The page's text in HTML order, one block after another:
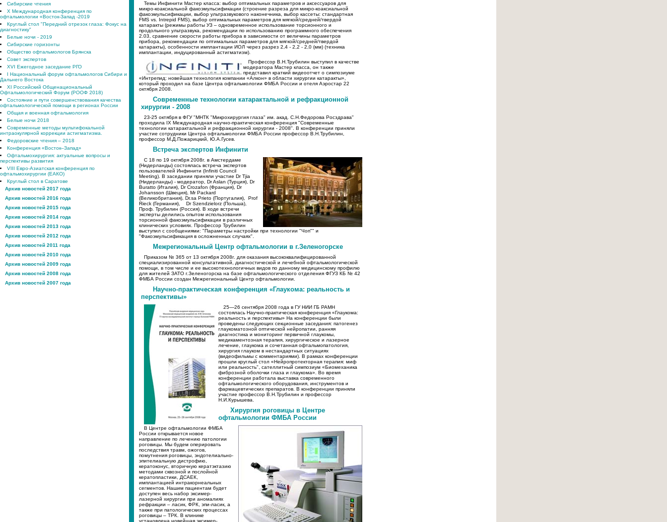
Сибирские чтения
X Международная конференция по
офтальмологии «Восток-Запад -2019
Круглый стол "Передний отрезок глаза: Фокус на
диагностику"
Белые ночи - 2019
Сибирские горизонты
Общество офтальмологов Брянска
Совет экспертов
XVI Ежегодное заседание РГО
I Национальный форум офтальмологов Сибири и
Дальнего Востока
XI Российский Общенациональный
Офтальмологический Форум (РООФ 2018)
Состояние и пути совершенствования качества
офтальмологической помощи в регионах России
Общая и военная офтальмология
Белые ночи 2018
Современные методы мультифокальной
интраокулярной коррекции астигматизма.
Федоровские чтения – 2018
Конференция «Восток–Запад»
Офтальмохирургия: актуальные вопросы и
перспективы развития
VIII Евро-Азиатская конференция по
офтальмохирургии (ЕАКО)
Круглый стол в Саратове
Архив новостей 2017 года
Архив новостей 2016 года
Архив новостей 2015 года
Архив новостей 2014 года
Архив новостей 2013 года
Архив новостей 2012 года
Архив новостей 2011 года
Архив новостей 2010 года
Архив новостей 2009 года
Архив новостей 2008 года
Архив новостей 2007 года
Темы Инфинити Мастер класса: выбор оптимальных параметров и аксессуаров для
микро-коаксиальной факоэмульсификации (строение разреза для микро-коаксиальной
факоэмульсификации, выбор ультразвукового наконечника, выбор кассеты: стандартная
FMS vs. Intrepid FMS), выбор оптимальных параметров для мягкой/средней/твердой
катаракты (режимы работы УЗ – одновременное использование торсионного и
продольного ультразвука, рекомендации по использованию программного обеспечения
2.03, сравнение скорости работы прибора в зависимости от величины параметров
прибора, рекомендации по оптимальных параметров для мягкой/средней/твердой
катаракты), особенности имплантации ИОЛ через разрез 2,4 - 2,2 - 2,0 (мм) (техника
имплантации, индуцированный астигматизм).
Профессор В.Н.Трубилин выступил в качестве
модератора Мастер класса, он также
представил краткий видеоотчет о симпозиуме
«Интрепид: новейшая технология компании «Алкон» в области хирургии катаракты»,
который проходил на базе Центра офтальмологии ФМБА России и отеля Аэростар 22
октября 2008.
Современные технологии катарактальной и рефракционной
хирургии - 2008
23-25 октября в ФГУ "МНТК "Микрохирургия глаза" им. акад. С.Н.Федорова Росздрава"
проходила IX Международная научно-практическая конференция "Современные
технологии катарактальной и рефракционной хирургии - 2008". В конференции приняли
участие сотрудники Центра офтальмологии ФМБА России профессор В.Н.Трубилин,
профессор М.Д.Пожарицкий, Ю.А.Гусев.
Встреча экспертов Инфинити
С 18 по 19 октября 2008г. в Амстердаме
(Нидерланды) состоялась встреча экспертов
пользователей Инфинити (Infiniti Council
Meeting). В заседании приняли участие Dr Tjia
(Нидерланды) - модератор, Dr Aslan (Турция), Dr
Buratto (Италия), Dr Crozafon (Франция), Dr
Johansson (Швеция), Mr Packard
(Великобритания), Dr.sa Prieto (Португалия), Prof
Rieck (Германия), Dr Szendzielorz (Польша),
Проф. Трубилин (Россия). В ходе встречи
эксперты делились опытом использования
торсионной факоэмульсификации в различных
клинических условиях. Профессор Трубилин
выступил с сообщениями: "Параметры настройки при технологии "Чоп"" и
"Факоэмульсификация в осложненных случаях".
Межрегиональный Центр офтальмологии в г.Зеленогорске
Приказом № 365 от 13 октября 2008г. для оказания высококвалифицированной
специализированной консультативной, диагностической и лечебной офтальмологической
помощи, в том числе и ее высокотехнологичных видов по данному медицинскому профилю
для жителей ЗАТО г.Зеленогорска на базе офтальмологического отделения ФГУЗ КБ № 42
ФМБА России создан Межрегиональный Центр офтальмологии.
Научно-практическая конференция «Глаукома: реальность и
перспективы»
25—26 сентября 2008 года в ГУ НИИ ГБ РАМН
состоялась Научно-практическая конференция «Глаукома:
реальность и перспективы» На конференции были
проведены следующих секционные заседания: патогенез
глаукоматозной оптической нейропатии, ранняя
диагностика и мониторинг первичной глаукомы,
медикаментозная терапия, хирургическое и лазерное
лечение, глаукома и сочетанная офтальмопатология,
хирургия глауком в нестандартных ситуациях
(видеофильмы с комментариями). В рамках конференции
прошли круглый стол «Нейропротекторная терапия: миф
или реальность", сателлитный симпозиум «Биомеханика
фиброзной оболочки глаза и глаукома». Во время
конференции работала выставка современного
офтальмологического оборудования, инструментов и
фармацевтических препаратов. В конференции приняли
участие профессор В.Н.Трубилин и профессор
Н.И.Курышева.
Хирургия роговицы в Центре
офтальмологии ФМБА России
В Центре офтальмологии ФМБА
России открывается новое
направление по лечению патологии
роговицы. Мы будем оперировать
последствия травм, ожогов,
помутнения роговицы, эндотелиально-
эпителиальную дистрофию,
кератоконус, вторичную кератэктазию
методами сквозной и послойной
кератопластики, ДСАЕК,
имплантацией интракорнеальных
сегментов. Нашим пациентам будет
доступен весь набор эксимер-
лазерной хирургии при аномалиях
рефракции – ласик, ФРК, эпи-ласик, а
также при патологических процессах
роговицы – ТРК. В клинике
установлена новейшая эксимер-